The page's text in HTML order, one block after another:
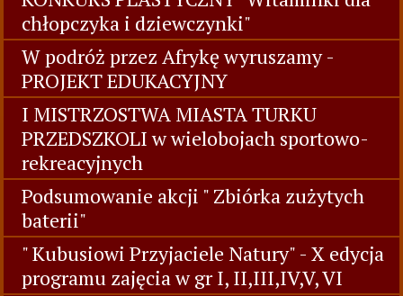
chłopczyka i dziewczynki"
W podróż przez Afrykę wyruszamy -
PROJEKT EDUKACYJNY
I MISTRZOSTWA MIASTA TURKU
PRZEDSZKOLI w wielobojach sportowo-
rekreacyjnych
Podsumowanie akcji " Zbiórka zużytych
baterii"
" Kubusiowi Przyjaciele Natury" - X edycja
programu zajęcia w gr I, II,III,IV,V, VI